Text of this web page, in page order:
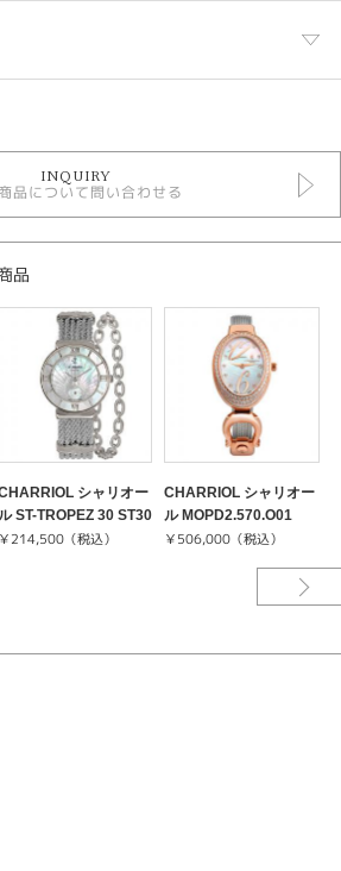
INQUIRY
品について問い合わせる
品
シャリオー
ST-TROPEZ 30 ST30
SI.560.008
￥214,500（税込）
CHARRIOL シャリオー
ル MOPD2.570.O01
￥506,000（税込）